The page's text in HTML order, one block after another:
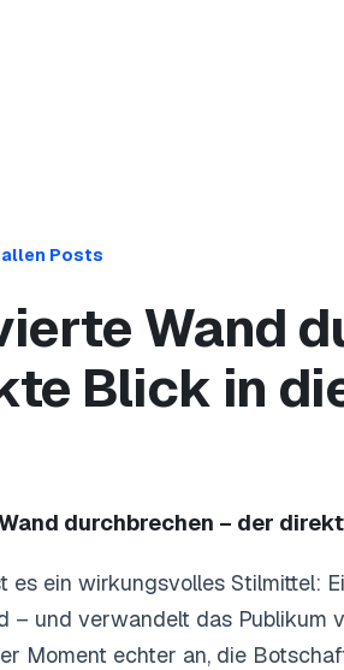
Posts
Wand
Blick in
durchbrechen – der
es ein wirkungsvolles Stilmittel:
– und verwandelt das Publikum
Moment echter an, die